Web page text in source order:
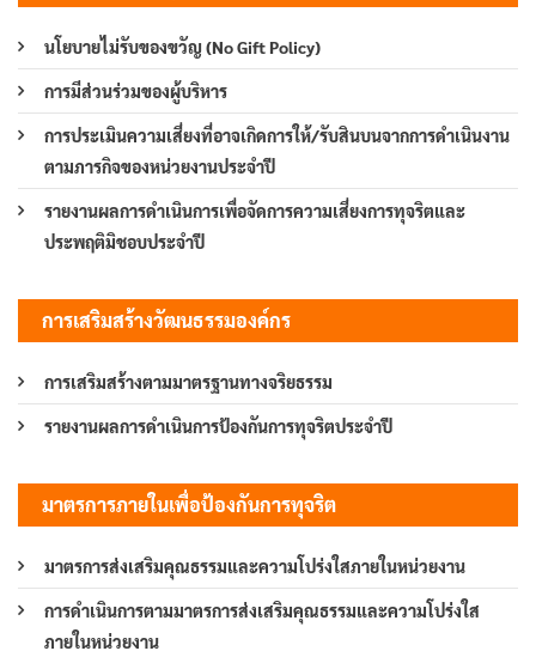
นโยบายไม่รับของขวัญ (No Gift Policy)
การมีส่วนร่วมของผู้บริหาร
การประเมินความเสี่ยงที่อาจเกิดการให้/รับสินบนจากการดำเนินงาน
ตามภารกิจของหน่วยงานประจำปี
รายงานผลการดำเนินการเพื่อจัดการความเสี่ยงการทุจริตและ
ประพฤติมิชอบประจำปี
การเสริมสร้างวัฒนธรรมองค์กร
การเสริมสร้างตามมาตรฐานทางจริยธรรม
รายงานผลการดำเนินการป้องกันการทุจริตประจำปี
มาตรการภายในเพื่อป้องกันการทุจริต
มาตรการส่งเสริมคุณธรรมและความโปร่งใสภายในหน่วยงาน
การดำเนินการตามมาตรการส่งเสริมคุณธรรมและความโปร่งใส
ภายในหน่วยงาน